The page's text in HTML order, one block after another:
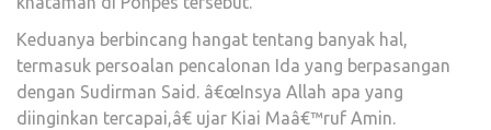
Keduanya berbincang hangat tentang banyak hal,
termasuk persoalan pencalonan Ida yang berpasangan
dengan Sudirman Said. â€œInsya Allah apa yang
diinginkan tercapai,â€ ujar Kiai Maâ€™ruf Amin.